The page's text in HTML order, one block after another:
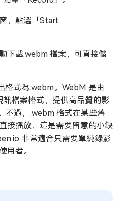
，點選「Start
下載.webm 檔案，可直接儲
格式為.webm。WebM 是由
檔案格式，提供高品質的影
不過，.webm 格式在某些舊
接播放，這是需要留意的小缺
非常適合只需要單純錄影
用者。